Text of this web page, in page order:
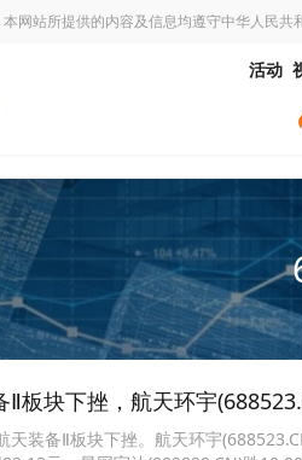
网站所提供的内容及信息均遵守中华人民共
活动
Ⅱ板块下挫，航天环宇
天装备Ⅱ板块下挫。航天环宇